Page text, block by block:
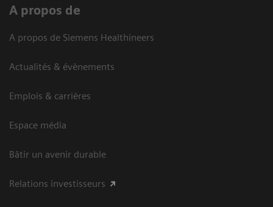
A propos de
A propos de Siemens Healthineers
Actualités & évènements
Emplois & carrières
Espace média
Bâtir un avenir durable
Relations investisseurs